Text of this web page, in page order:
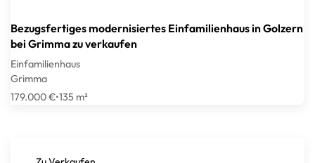
Bezugsfertiges modernisiertes Einfamilienhaus in Golzern
bei Grimma zu verkaufen
Einfamilienhaus
Grimma
179.000 €•135 m²